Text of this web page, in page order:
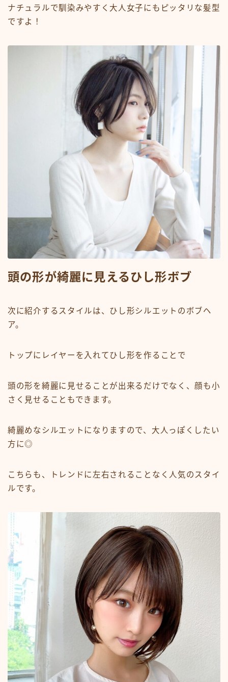
ナチュラルで馴染みやすく大人女子にもピッタリな髪型
ですよ！
頭の形が綺麗に見えるひし形ボブ
次に紹介するスタイルは、ひし形シルエットのボブヘ
ア。
トップにレイヤーを入れてひし形を作ることで
頭の形を綺麗に見せることが出来るだけでなく、顔も小
さく見せることもできます。
綺麗めなシルエットになりますので、大人っぽくしたい
方に◎
こちらも、トレンドに左右されることなく人気のスタイ
ルです。